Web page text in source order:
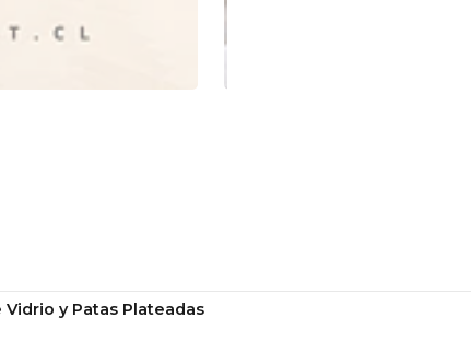
y Patas Plateadas